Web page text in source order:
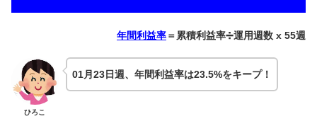
年間利益率＝累積利益率➗運用週数 x 55週
ひろこ
01月23日週、年間利益率は23.5%をキープ！